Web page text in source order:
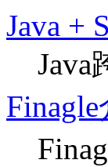
Java +
Java
Finagle